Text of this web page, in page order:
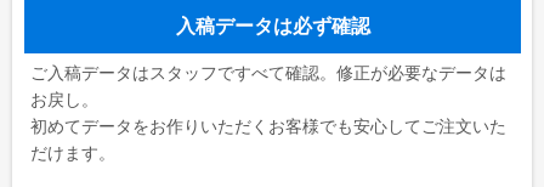
入稿データは必ず確認
ご入稿データはスタッフですべて確認。修正が必要なデータは
お戻し。
初めてデータをお作りいただくお客様でも安心してご注文いた
だけます。